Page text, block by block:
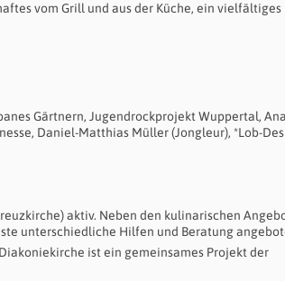
vom Grill und aus der Küche, ein vielfältiges
Gärtnern, Jugendrockprojekt Wuppertal,
Daniel-Matthias Müller (Jongleur), *Lob-
aktiv. Neben den kulinarischen
unterschiedliche Hilfen und Beratung
ist ein gemeinsames Projekt der